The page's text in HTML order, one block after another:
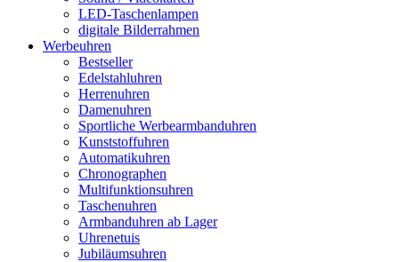
LED-Taschenlampen
digitale Bilderrahmen
Werbeuhren
Bestseller
Edelstahluhren
Herrenuhren
Damenuhren
Sportliche Werbearmbanduhren
Kunststoffuhren
Automatikuhren
Chronographen
Multifunktionsuhren
Taschenuhren
Armbanduhren ab Lager
Uhrenetuis
Jubiläumsuhren